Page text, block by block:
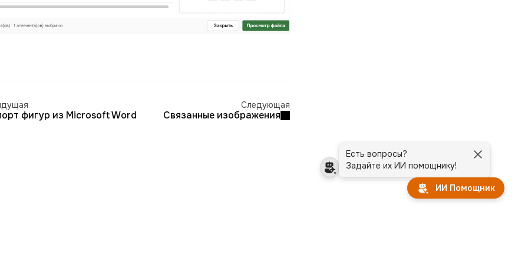
фигур из Microsoft Word
Следующая
Связанные изображения
Есть вопросы?
Задайте их ИИ помощнику!
ИИ Помощник